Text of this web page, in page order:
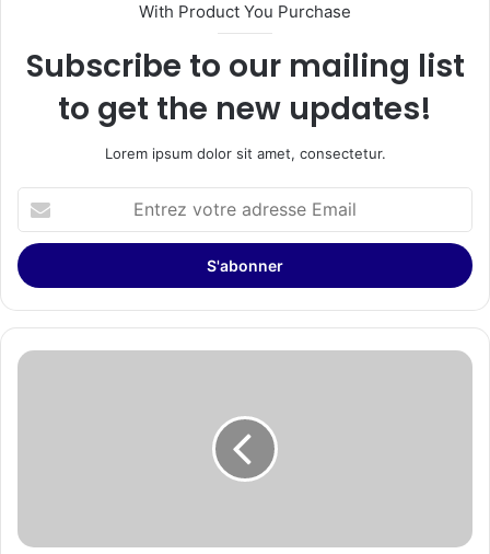
With Product You Purchase
Subscribe to our mailing list
to get the new updates!
Lorem ipsum dolor sit amet, consectetur.
votre
adresse
Email
ID
à